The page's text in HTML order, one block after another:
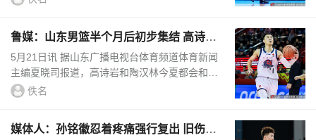
鲁媒：山东男篮半个月后初步集结 高诗岩
&陶汉林这个夏天都会续约
5月21日讯 据山东广播电视台体育频道体育新闻
主编夏晓司报道，高诗岩和陶汉林今夏都会和山
东男篮续约。夏晓司发博写道：“山东男篮还在
佚名
媒体人：孙铭徽忍着疼痛强行复出 旧伤